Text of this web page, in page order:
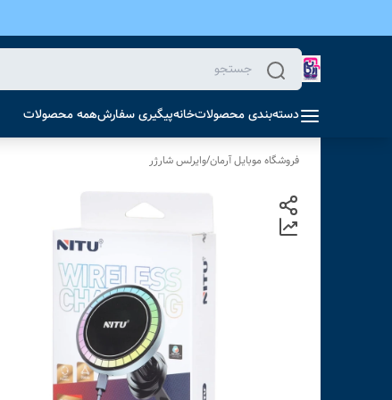
دسته‌بندی محصولاتخانهپیگیری سفارشهمه محصولات
فروشگاه موبایل آرمان/وایرلس شارژر